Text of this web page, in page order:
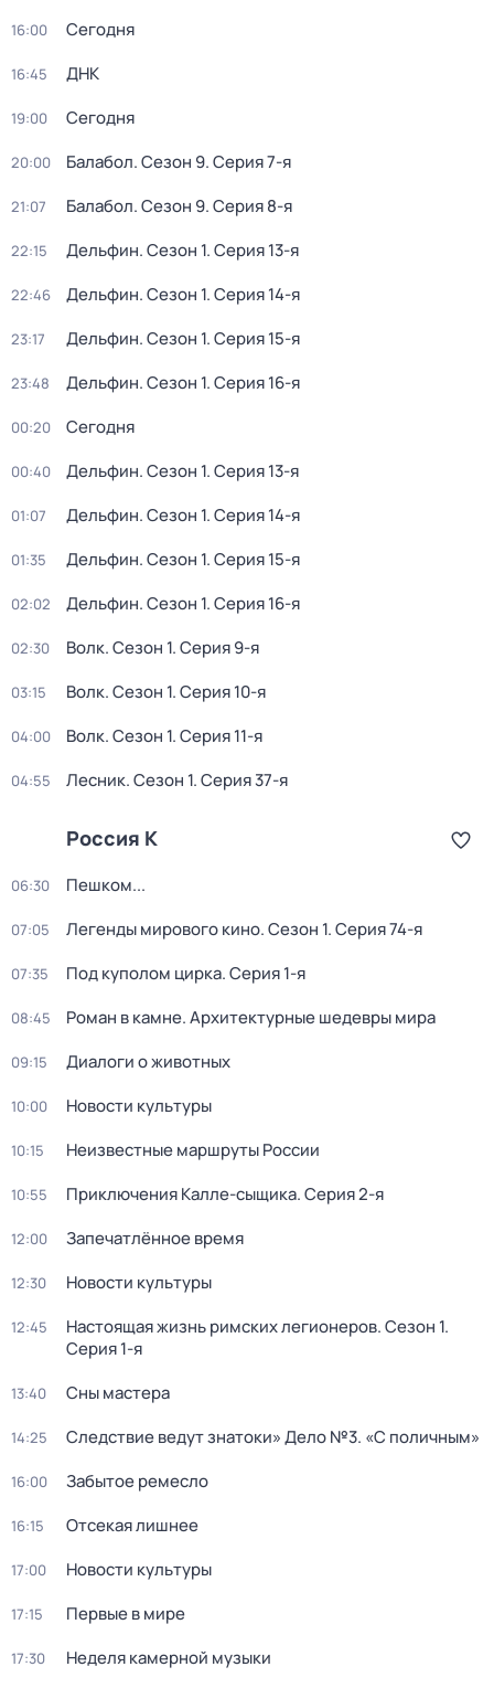
16:00 Сегодня
16:45 ДНК
19:00 Сегодня
20:00 Балабол. Сезон 9. Серия 7-я
21:07 Балабол. Сезон 9. Серия 8-я
22:15 Дельфин. Сезон 1. Серия 13-я
22:46 Дельфин. Сезон 1. Серия 14-я
23:17 Дельфин. Сезон 1. Серия 15-я
23:48 Дельфин. Сезон 1. Серия 16-я
00:20 Сегодня
00:40 Дельфин. Сезон 1. Серия 13-я
01:07 Дельфин. Сезон 1. Серия 14-я
01:35 Дельфин. Сезон 1. Серия 15-я
02:02 Дельфин. Сезон 1. Серия 16-я
02:30 Волк. Сезон 1. Серия 9-я
03:15 Волк. Сезон 1. Серия 10-я
04:00 Волк. Сезон 1. Серия 11-я
04:55 Лесник. Сезон 1. Серия 37-я
Россия К
06:30 Пешком...
07:05 Легенды мирового кино. Сезон 1. Серия 74-я
07:35 Под куполом цирка. Серия 1-я
08:45 Роман в камне. Архитектурные шедевры мира
09:15 Диалоги о животных
10:00 Новости культуры
10:15 Неизвестные маршруты России
10:55 Приключения Калле-сыщика. Серия 2-я
12:00 Запечатлённое время
12:30 Новости культуры
12:45 Настоящая жизнь римских легионеров. Сезон 1.
Серия 1-я
13:40 Сны мастера
14:25 Следствие ведут знатоки» Дело №3. «С поличным»
16:00 Забытое ремесло
16:15 Отсекая лишнее
17:00 Новости культуры
17:15 Первые в мире
17:30 Неделя камерной музыки